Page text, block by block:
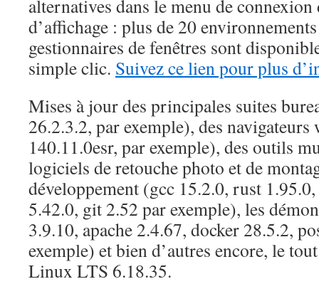
alternatives dans le menu de
d’affichage : plus de 20
gestionnaires de fenêtres sont
simple clic. Suivez ce lien pour plus
Mises à jour des principales suites
26.2.3.2, par exemple), des
140.11.0esr, par exemple), des outils
logiciels de retouche photo et de
développement (gcc 15.2.0, rust
5.42.0, git 2.52 par exemple), les
3.9.10, apache 2.4.67, docker 28.5.2,
exemple) et bien d’autres encore, le
Linux LTS 6.18.35.